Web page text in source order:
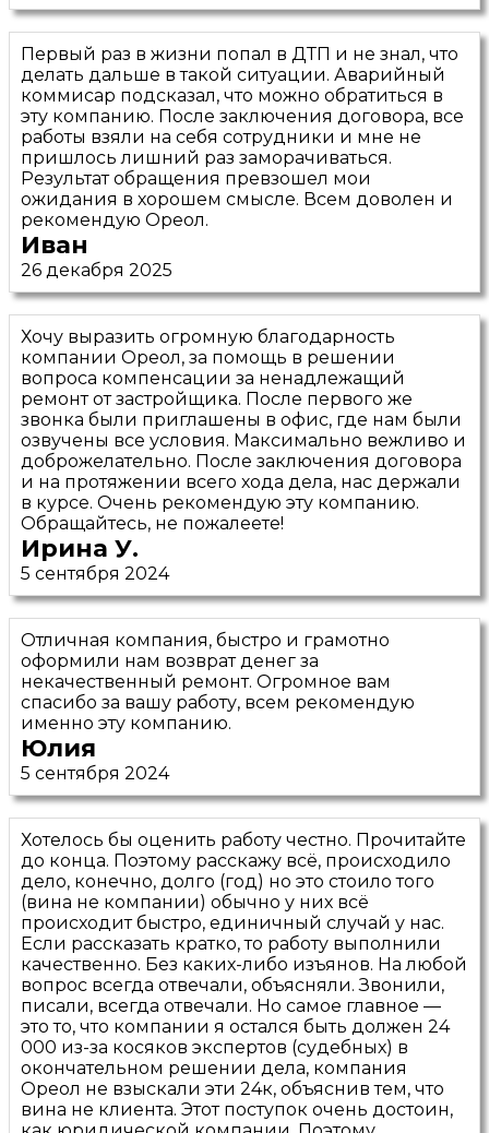
Первый раз в жизни попал в ДТП и не знал, что
делать дальше в такой ситуации. Аварийный
коммисар подсказал, что можно обратиться в
эту компанию. После заключения договора, все
работы взяли на себя сотрудники и мне не
пришлось лишний раз заморачиваться.
Результат обращения превзошел мои
ожидания в хорошем смысле. Всем доволен и
рекомендую Ореол.
Иван
26 декабря 2025
Хочу выразить огромную благодарность
компании Ореол, за помощь в решении
вопроса компенсации за ненадлежащий
ремонт от застройщика. После первого же
звонка были приглашены в офис, где нам были
озвучены все условия. Максимально вежливо и
доброжелательно. После заключения договора
и на протяжении всего хода дела, нас держали
в курсе. Очень рекомендую эту компанию.
Обращайтесь, не пожалеете!
Ирина У.
5 сентября 2024
Отличная компания, быстро и грамотно
оформили нам возврат денег за
некачественный ремонт. Огромное вам
спасибо за вашу работу, всем рекомендую
именно эту компанию.
Юлия
5 сентября 2024
Хотелось бы оценить работу честно. Прочитайте
до конца. Поэтому расскажу всё, происходило
дело, конечно, долго (год) но это стоило того
(вина не компании) обычно у них всё
происходит быстро, единичный случай у нас.
Если рассказать кратко, то работу выполнили
качественно. Без каких-либо изъянов. На любой
вопрос всегда отвечали, объясняли. Звонили,
писали, всегда отвечали. Но самое главное —
это то, что компании я остался быть должен 24
000 из-за косяков экспертов (судебных) в
окончательном решении дела, компания
Ореол не взыскали эти 24к, объяснив тем, что
вина не клиента. Этот поступок очень достоин,